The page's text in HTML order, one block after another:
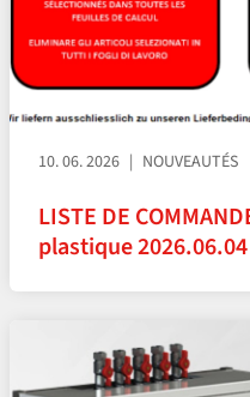
10. 06. 2026 NOUVEAUTÉS
LISTE DE
plastique 2026.06.04